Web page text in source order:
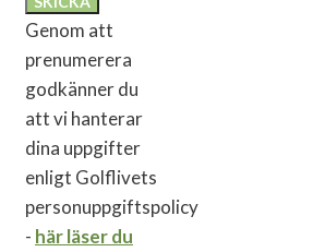
Genom att
prenumerera
godkänner du
att vi hanterar
dina uppgifter
enligt Golflivets
personuppgiftspolicy
- här läser du